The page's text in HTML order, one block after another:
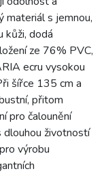
materiál s jemnou,
kůži, dodá
ze 76% PVC,
ecru vysokou
šířce 135 cm a
přitom
pro čalounění
dlouhou životností
výrobu